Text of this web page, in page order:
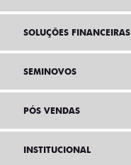
SOLUÇÕES FINANCEIRAS
SEMINOVOS
PÓS VENDAS
INSTITUCIONAL